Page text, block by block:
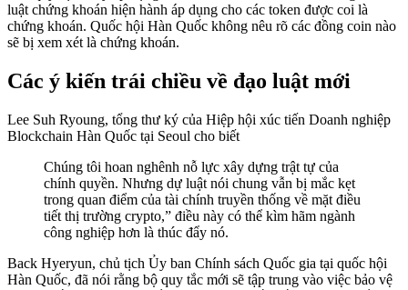
luật chứng khoán hiện hành áp dụng cho các token được coi là
chứng khoán. Quốc hội Hàn Quốc không nêu rõ các đồng coin nào
sẽ bị xem xét là chứng khoán.
Các ý kiến trái chiều về đạo luật mới
Lee Suh Ryoung, tổng thư ký của Hiệp hội xúc tiến Doanh nghiệp
Blockchain Hàn Quốc tại Seoul cho biết
Chúng tôi hoan nghênh nỗ lực xây dựng trật tự của
chính quyền. Nhưng dự luật nói chung vẫn bị mắc kẹt
trong quan điểm của tài chính truyền thống về mặt điều
tiết thị trường crypto,” điều này có thể kìm hãm ngành
công nghiệp hơn là thúc đẩy nó.
Back Hyeryun, chủ tịch Ủy ban Chính sách Quốc gia tại quốc hội
Hàn Quốc, đã nói rằng bộ quy tắc mới sẽ tập trung vào việc bảo vệ